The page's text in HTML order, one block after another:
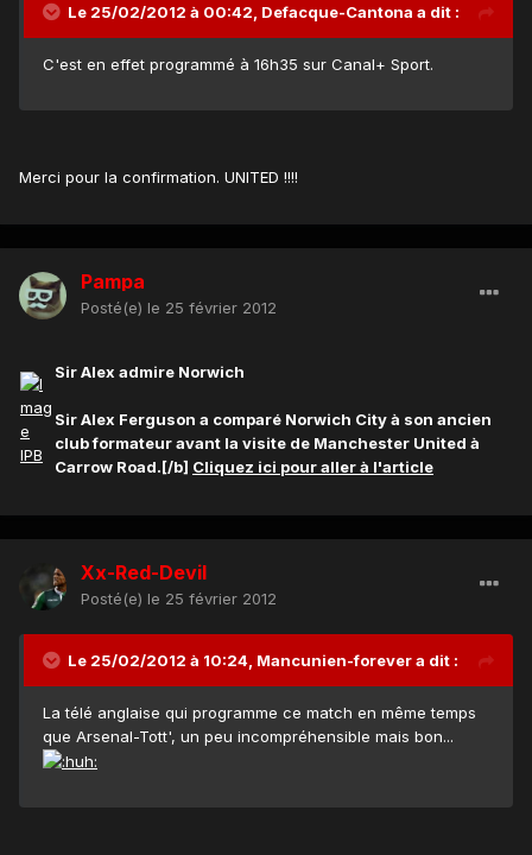
Le 25/02/2012 à 00:42, Defacque-Cantona a dit :
C'est en effet programmé à 16h35 sur Canal+ Sport.
Merci pour la confirmation. UNITED !!!!
Pampa
Posté(e) le 25 février 2012
Sir Alex admire Norwich
Sir Alex Ferguson a comparé Norwich City à son ancien
club formateur avant la visite de Manchester United à
Carrow Road.[/b] Cliquez ici pour aller à l'article
Xx-Red-Devil
Posté(e) le 25 février 2012
Le 25/02/2012 à 10:24, Mancunien-forever a dit :
La télé anglaise qui programme ce match en même temps
que Arsenal-Tott', un peu incompréhensible mais bon...